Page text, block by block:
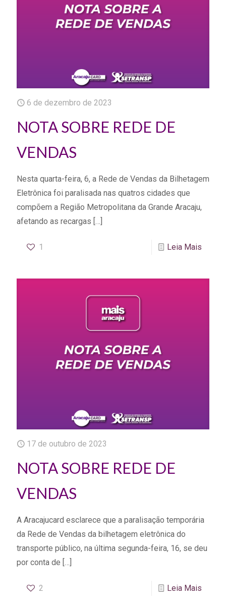
6 de dezembro de 2023
NOTA SOBRE REDE DE
VENDAS
Nesta quarta-feira, 6, a Rede de Vendas da Bilhetagem
Eletrônica foi paralisada nas quatros cidades que
compõem a Região Metropolitana da Grande Aracaju,
afetando as recargas […]
1 Leia Mais
17 de outubro de 2023
NOTA SOBRE REDE DE
VENDAS
A Aracajucard esclarece que a paralisação temporária
da Rede de Vendas da bilhetagem eletrônica do
transporte público, na última segunda-feira, 16, se deu
por conta de […]
2 Leia Mais